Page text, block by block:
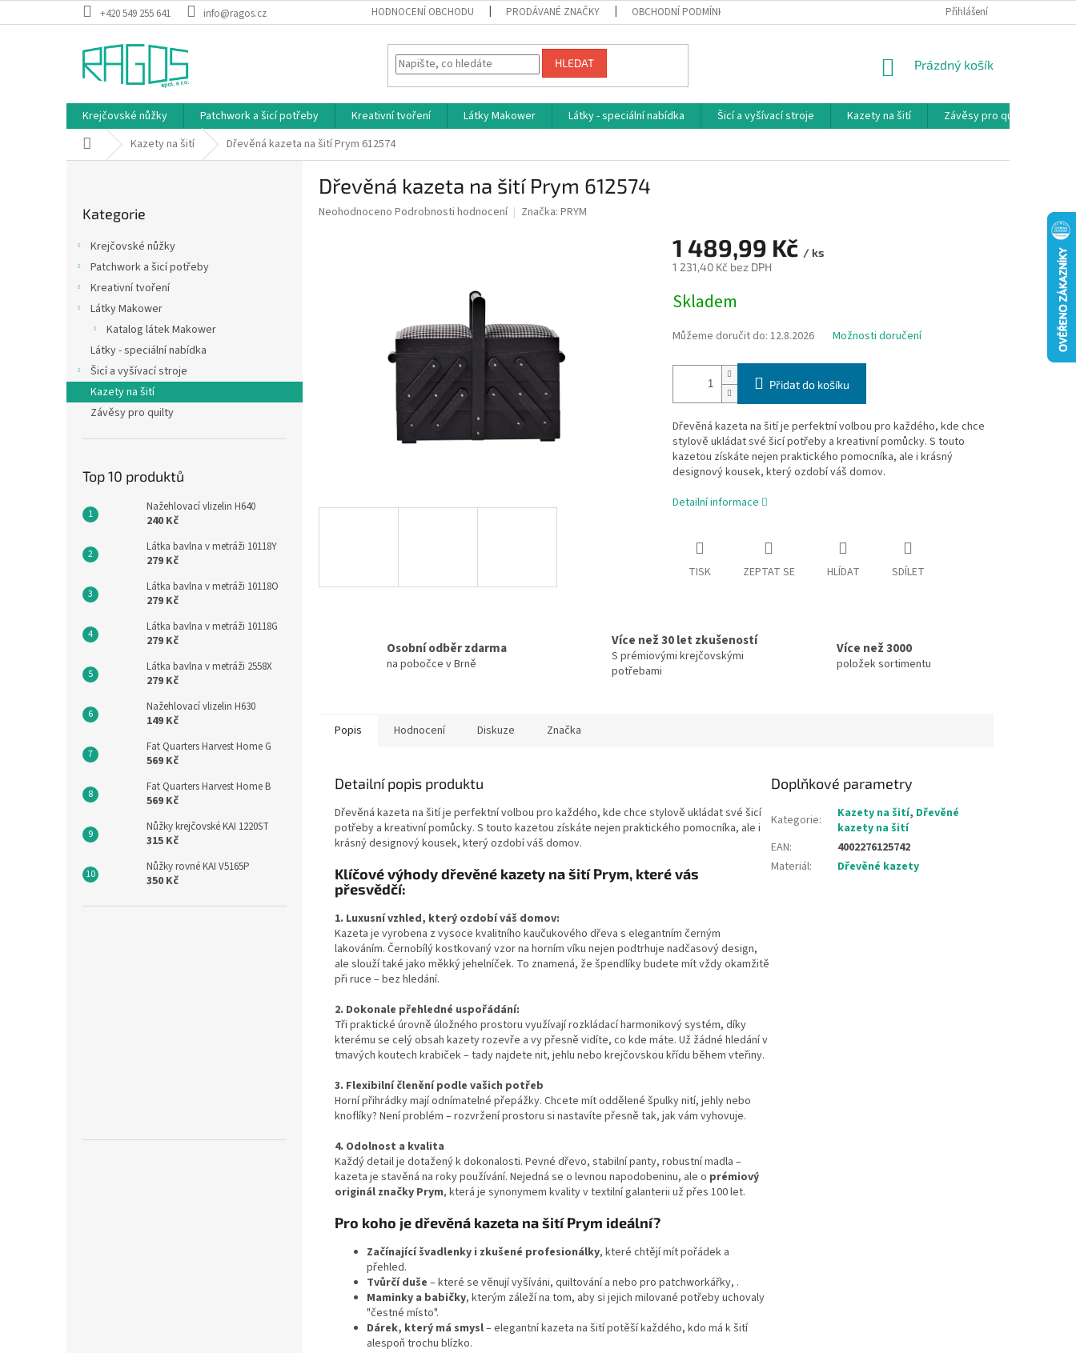
na
+420 549 255 641 info@ragos.cz HODNOCENÍ OBCHODU PRODÁVANÉ ZNAČKY OBCHODNÍ PODMÍNKY REKLAMAČNÍ PODMÍNKY
Přihlášení
HLEDAT
NÁKUPNÍ
Prázdný košík
Krejčovské nůžky Patchwork a šicí potřeby Kreativní tvoření Látky Makower Látky - speciální nabídka Šicí a vyšívací stroje Kazety na šití Závěsy pro quilty
Domů Kazety na šití Dřevěná kazeta na šití Prym 612574
e
l
kategorie
Kategorie
Krejčovské nůžky
Patchwork a šicí potřeby
Kreativní tvoření
Látky Makower
Katalog látek Makower
Látky - speciální nabídka
Šicí a vyšívací stroje
Kazety na šití
Závěsy pro quilty
Top 10 produktů
Nažehlovací vlizelin H640
240 Kč
Látka bavlna v metráži 10118Y
279 Kč
Látka bavlna v metráži 10118O
279 Kč
Látka bavlna v metráži 10118G
279 Kč
Látka bavlna v metráži 2558X
279 Kč
Nažehlovací vlizelin H630
149 Kč
Fat Quarters Harvest Home G
569 Kč
Fat Quarters Harvest Home B
569 Kč
Nůžky krejčovské KAI 1220ST
315 Kč
Nůžky rovné KAI V5165P
350 Kč
Dřevěná kazeta na šití Prym 612574
Průměrné
Neohodnoceno Podrobnosti hodnocení Značka: PRYM
1 489,99 Kč / ks
1 231,40 Kč bez DPH
cena:
Skladem
Můžeme doručit do: 12.8.2026 Možnosti doručení
Přidat do košíku
Dřevěná kazeta na šití je perfektní volbou pro každého, kde chce
stylově ukládat své šicí potřeby a kreativní pomůcky. S touto
kazetou získáte nejen praktického pomocníka, ale i krásný
designový kousek, který ozdobí váš domov.
Detailní informace
TISK ZEPTAT SE HLÍDAT SDÍLET
Osobní odběr zdarma
na pobočce v Brně
Více než 30 let zkušeností
S prémiovými krejčovskými
potřebami
Více než 3000
položek sortimentu
Popis Hodnocení Diskuze Značka
Detailní popis produktu
Dřevěná kazeta na šití je perfektní volbou pro každého, kde chce stylově ukládat své šicí
potřeby a kreativní pomůcky. S touto kazetou získáte nejen praktického pomocníka, ale i
krásný designový kousek, který ozdobí váš domov.
Klíčové výhody dřevěné kazety na šití Prym, které vás
přesvědčí:
1. Luxusní vzhled, který ozdobí váš domov:
Kazeta je vyrobena z vysoce kvalitního kaučukového dřeva s elegantním černým
lakováním. Černobílýkostkovaný vzor na horním víku nejen podtrhuje nadčasový design,
ale slouží také jako měkký jehelníček. To znamená, že špendlíky budete mít vždy okamžitě
při ruce – bez hledání.
2. Dokonale přehledné uspořádání:
Tři praktické úrovně úložného prostoru využívají rozkládací harmonikovýsystém, díky
kterému se celý obsah kazety rozevře a vy přesně vidíte, co kde máte. Už žádné hledání v
tmavých koutech krabiček – tady najdete nit, jehlu nebo krejčovskou křídu během vteřiny.
3. Flexibilní členění podle vašich potřeb
Horní přihrádky mají odnímatelné přepážky. Chcete mít oddělené špulky nití, jehly nebo
knoflíky? Není problém – rozvržení prostoru si nastavíte přesně tak, jak vám vyhovuje.
4. Odolnost a kvalita
Každý detail je dotažený k dokonalosti. Pevné dřevo, stabilní panty, robustní madla –
kazeta je stavěná na roky používání. Nejedná se o levnou napodobeninu, ale o prémiový
originál značky Prym, která je synonymem kvality v textilní galanterii už přes 100 let.
Pro koho je dřevěná kazeta na šití Prym ideální?
Začínající švadlenky i zkušené profesionálky, které chtějí mít pořádek a
přehled.
Tvůrčí duše – které se věnují vyšíváni, quiltování a nebo pro patchworkářky, .
Maminky a babičky, kterým záleží na tom, aby si jejich milované potřeby uchovaly
"čestné místo".
Dárek, který má smysl– elegantní kazeta na šití potěší každého, kdo má k šití
alespoň trochu blízko.
Doplňkové parametry
Kategorie: Kazety na šití, Dřevěné
kazety na šití
EAN:
4002276125742
Materiál: Dřevěné kazety